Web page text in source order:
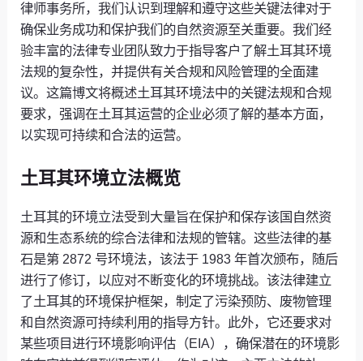
律师事务所，我们认识到理解和遵守这些关键法律对于
确保业务成功和保护我们的自然资源至关重要。我们经
验丰富的法律专业团队致力于指导客户了解土耳其环境
法规的复杂性，并提供有关合规和风险管理的全面建
议。这篇博文将概述土耳其环境法中的关键法规和合规
要求，强调在土耳其运营的企业必须了解的基本方面，
以实现可持续和合法的运营。
土耳其环境立法概览
土耳其的环境立法受到大量旨在保护和保存该国自然资
源和生态系统的综合法律和法规的管辖。这些法律的基
石是第 2872 号环境法，该法于 1983 年首次颁布，随后
进行了修订，以应对不断变化的环境挑战。该法律建立
了土耳其的环境保护框架，制定了污染预防、废物管理
和自然资源可持续利用的指导方针。此外，它还要求对
某些项目进行环境影响评估（EIA），确保潜在的环境影